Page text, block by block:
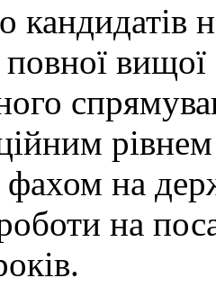
кандидатів
повної вищої
фахом на
на